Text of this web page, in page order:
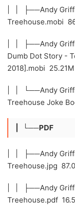
| | ├──Andy
Treehouse.mobi
| | ├──Andy
Dumb Dot Story -
2018].mobi 25.21M
| | └──Andy
Treehouse Joke
| └──PDF
| | ├──Andy
Treehouse.jpg
| | ├──Andy
Treehouse.pdf